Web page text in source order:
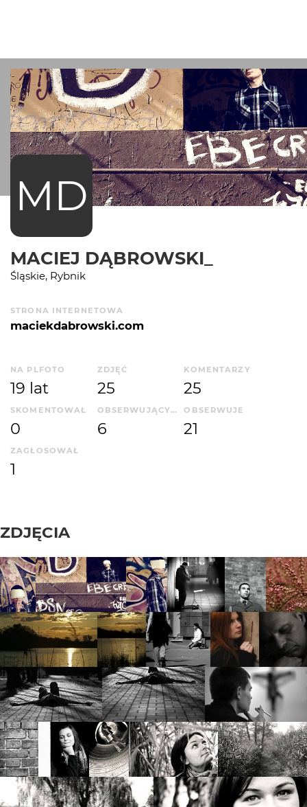
MD
MACIEJ DĄBROWSKI_
Śląskie, Rybnik
STRONA INTERNETOWA
maciekdabrowski.com
NA PLFOTO
19 lat
ZDJĘĆ
25
KOMENTARZY
25
SKOMENTOWAŁ
0
OBSERWUJĄCYCH
6
OBSERWUJE
21
ZAGŁOSOWAŁ
1
ZDJĘCIA